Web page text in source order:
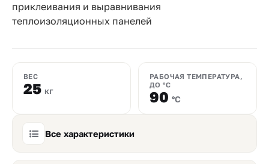
550-
03-
50
приклеивания и выравнивания
теплоизоляционных панелей
ВЕС
25 кг
РАБОЧАЯ ТЕМПЕРАТУРА,
ДО °C
90 °C
Все характеристики